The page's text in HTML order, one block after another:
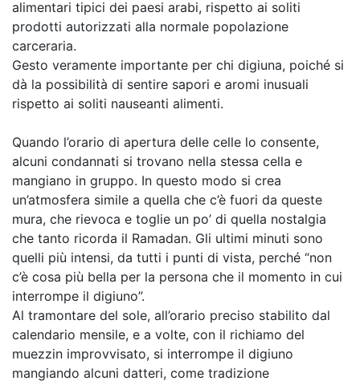
alimentari tipici dei paesi arabi, rispetto ai soliti
prodotti autorizzati alla normale popolazione
carceraria.
Gesto veramente importante per chi digiuna, poiché si
dà la possibilità di sentire sapori e aromi inusuali
rispetto ai soliti nauseanti alimenti.
Quando l’orario di apertura delle celle lo consente,
alcuni condannati si trovano nella stessa cella e
mangiano in gruppo. In questo modo si crea
un’atmosfera simile a quella che c’è fuori da queste
mura, che rievoca e toglie un po’ di quella nostalgia
che tanto ricorda il Ramadan. Gli ultimi minuti sono
quelli più intensi, da tutti i punti di vista, perché “non
c’è cosa più bella per la persona che il momento in cui
interrompe il digiuno”.
Al tramontare del sole, all’orario preciso stabilito dal
calendario mensile, e a volte, con il richiamo del
muezzin improvvisato, si interrompe il digiuno
mangiando alcuni datteri, come tradizione